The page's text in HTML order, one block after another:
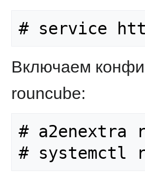
Включаем
rouncube:
# a2enextra
# systemctl